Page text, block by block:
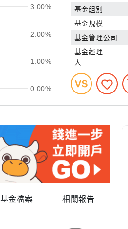
0.00%
1.00%
2.00%
3.00%
基金組別
基金規模
基金管理公司
基金經理
人
基金檔案 相關報告